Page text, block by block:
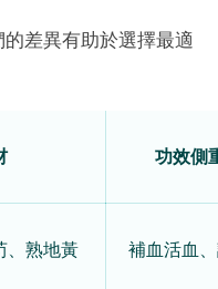
差異有助於選擇最適
功效側
、熟地黃 補血活血